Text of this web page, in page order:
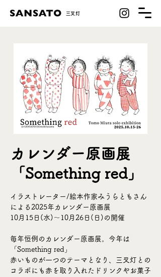
​三叉灯
カレンダー原画展
「Something red」
イラストレーター/絵本作家みうらともさん
による2025年カレンダー原画展
10月15日(水)〜10月26日(日)の開催
毎年恒例のカレンダー原画展。今年は
「Something red」
赤いものが一つのテーマとなり、三叉灯との
コラボにも赤を取り入れたドリンクやお菓子